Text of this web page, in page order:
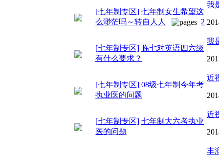
[七年制专区] 七年制女生希望这
么渺茫吗～转自人人
2
我
[七年制专区] 临七对英语四六级
有什么要求？
我
[七年制专区] 08级七年制今年考
执业医的问题
近
[七年制专区] 七年制大六考执业
医的问题
近
丰